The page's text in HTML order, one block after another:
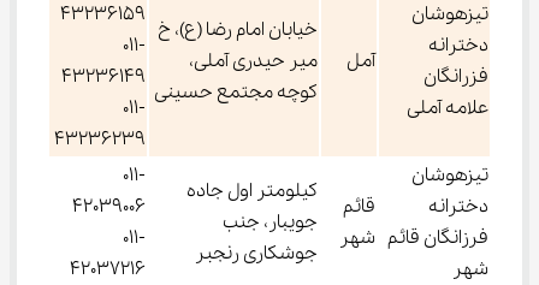
تیزهوشان
دخترانه
فزرانگان
علامه آملی
آمل
خیابان امام رضا (ع)، خ
میر حیدری آملی،
کوچه مجتمع حسینی
43236159
011-
43236149
011-
43236239
تیزهوشان
دخترانه
فرزانگان قائم
شهر
قائم
شهر
کیلومتر اول جاده
جویبار، جنب
جوشکاری رنجبر
011-
42039006
011-
42037216